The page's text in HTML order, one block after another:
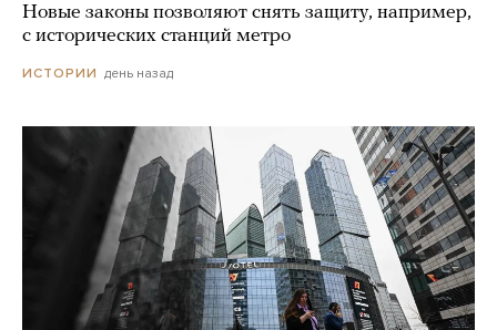
Новые законы позволяют снять защиту, например,
с исторических станций метро
ИСТОРИИ день назад